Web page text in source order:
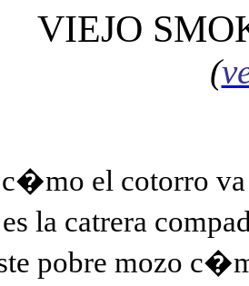
VIEJO
(
el cotorro va
la catrera
pobre mozo